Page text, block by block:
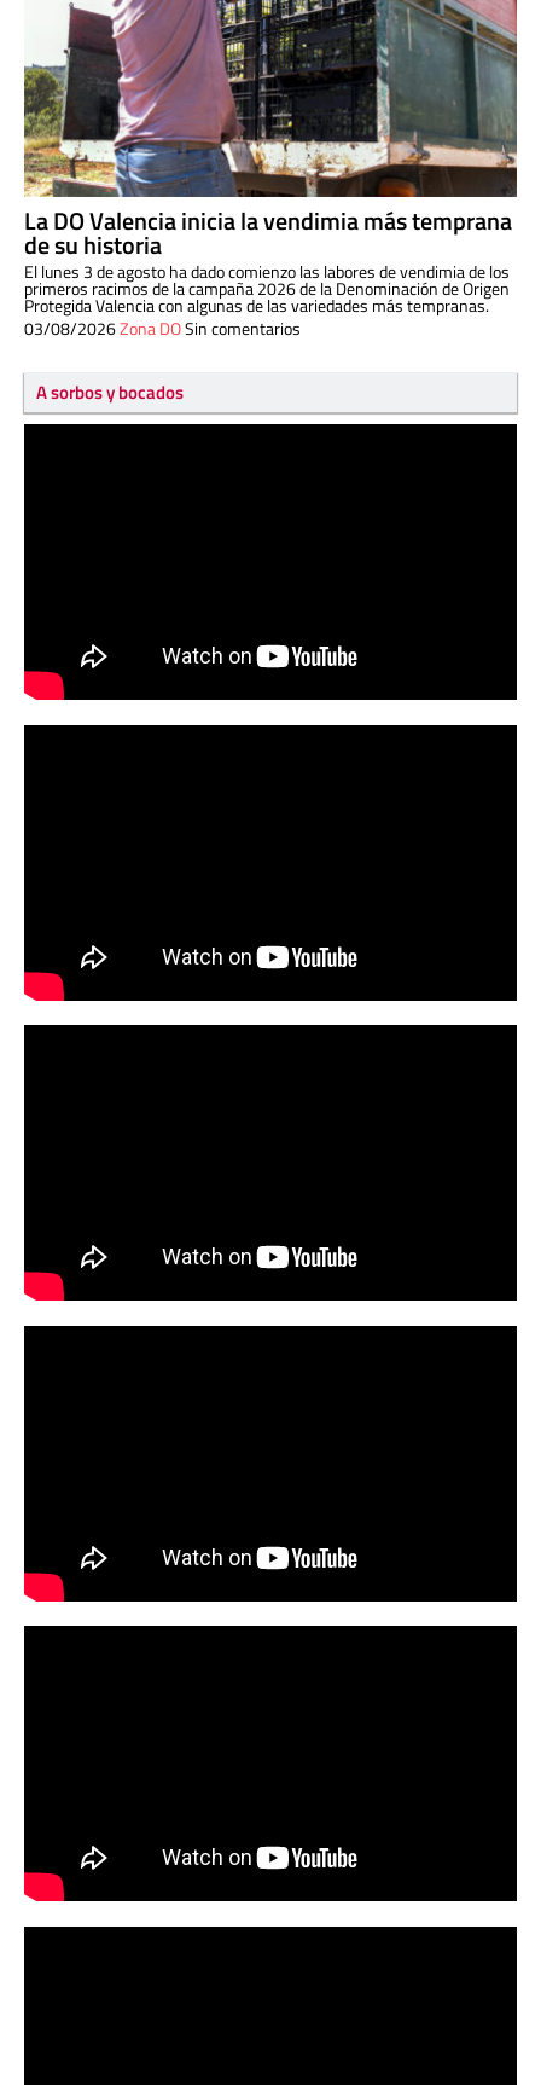
La DO Valencia inicia la vendimia más temprana
de su historia
El lunes 3 de agosto ha dado comienzo las labores de vendimia de los
primeros racimos de la campaña 2026 de la Denominación de Origen
Protegida Valencia con algunas de las variedades más tempranas.
03/08/2026Zona DOSin comentarios
A sorbos y bocados